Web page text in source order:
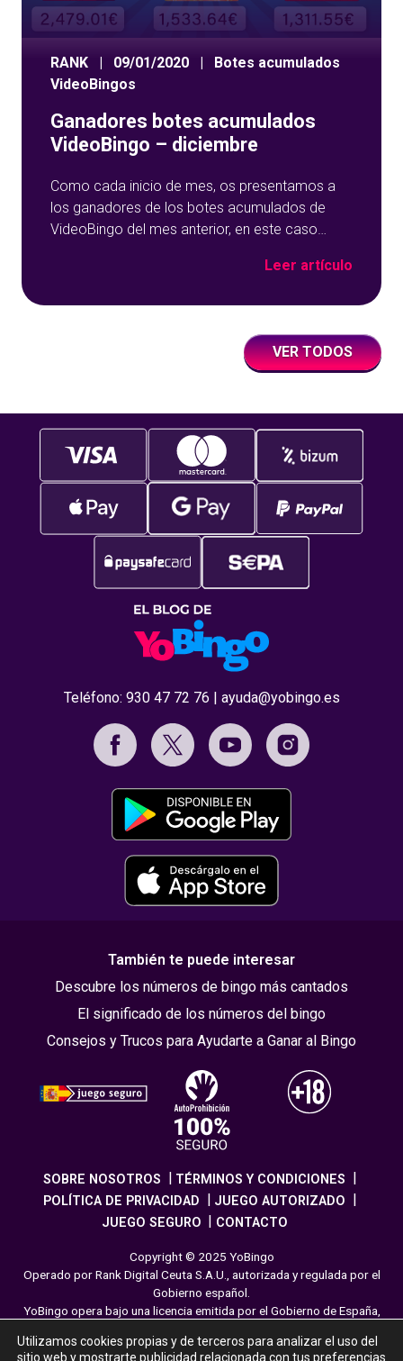
RANK | 09/01/2020 |
Botes acumulados
VideoBingos
Ganadores botes acumulados
VideoBingo – diciembre
Como cada inicio de mes, os presentamos a
los ganadores de los botes acumulados de
VideoBingo del mes anterior, en este caso
nuestros VideoBingos Online jugaban cuando
¡repartimos más de 6.000 euros el mes
Leer artículo
VER TODOS
Teléfono: 930 47 72 76 | ayuda@yobingo.es
También te puede interesar
Descubre los números de bingo más cantados
El significado de los números del bingo
Consejos y Trucos para Ayudarte a Ganar al Bingo
SOBRE NOSOTROS
TÉRMINOS Y CONDICIONES
POLÍTICA DE PRIVACIDAD
JUEGO AUTORIZADO
JUEGO SEGURO
CONTACTO
Copyright © 2025 YoBingo
Operado por Rank Digital Ceuta S.A.U., autorizada y regulada por el
Gobierno español.
YoBingo opera bajo una licencia emitida por el Gobierno de España,
responsabilidad en los juegos online. El juego es una forma de
Utilizamos cookies propias y de terceros para analizar el uso del
sitio web y mostrarte publicidad relacionada con tus preferencias